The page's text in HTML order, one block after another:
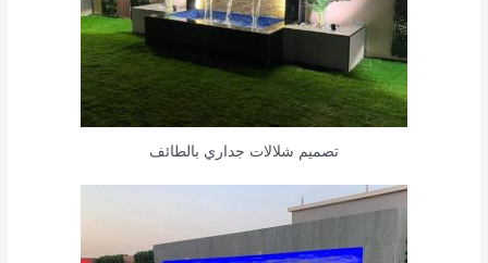
تصميم شلالات جداري بالطائف